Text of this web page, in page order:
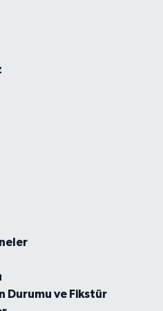
Durumu ve Fikstür